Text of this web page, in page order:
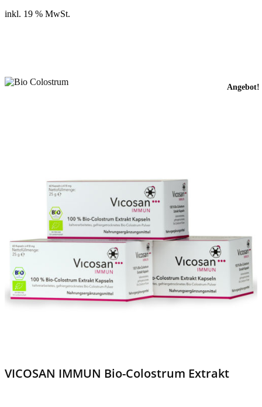
war:
ist:
inkl. 19 % MwSt.
Angebot!
VICOSAN IMMUN Bio-Colostrum Extrakt